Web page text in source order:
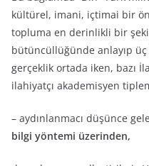
kültürel, imani, içtimai bir
topluma en derinlikli bir
bütüncüllüğünde anlayıp
gerçeklik ortada iken, bazı
ilahiyatçı akademisyen
– aydınlanmacı düşünce
bilgi yöntemi üzerinden,